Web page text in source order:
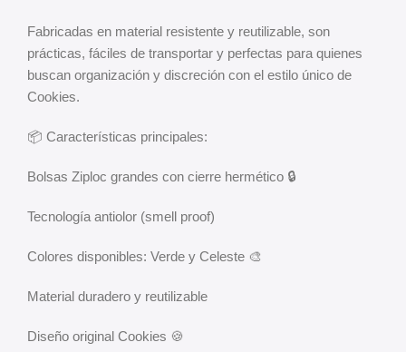
Fabricadas en material resistente y reutilizable, son
prácticas, fáciles de transportar y perfectas para quienes
buscan organización y discreción con el estilo único de
Cookies.
📦 Características principales:
Bolsas Ziploc grandes con cierre hermético 🔒
Tecnología antiolor (smell proof)
Colores disponibles: Verde y Celeste 🎨
Material duradero y reutilizable
Diseño original Cookies 🍪